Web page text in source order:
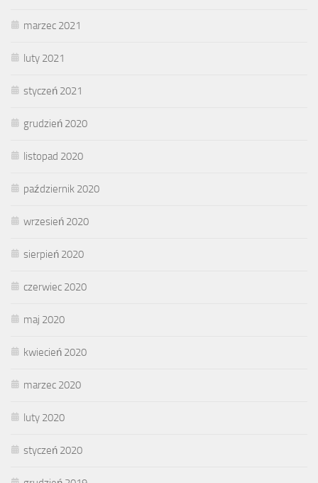
marzec 2021
luty 2021
styczeń 2021
grudzień 2020
listopad 2020
październik 2020
wrzesień 2020
sierpień 2020
czerwiec 2020
maj 2020
kwiecień 2020
marzec 2020
luty 2020
styczeń 2020